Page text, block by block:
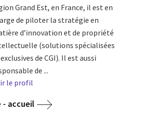
Grand Est, en France, il est en
de piloter la stratégie en
d’innovation et de propriété
(solutions spécialisées
de CGI). Il est aussi
de ...
le profil
accueil